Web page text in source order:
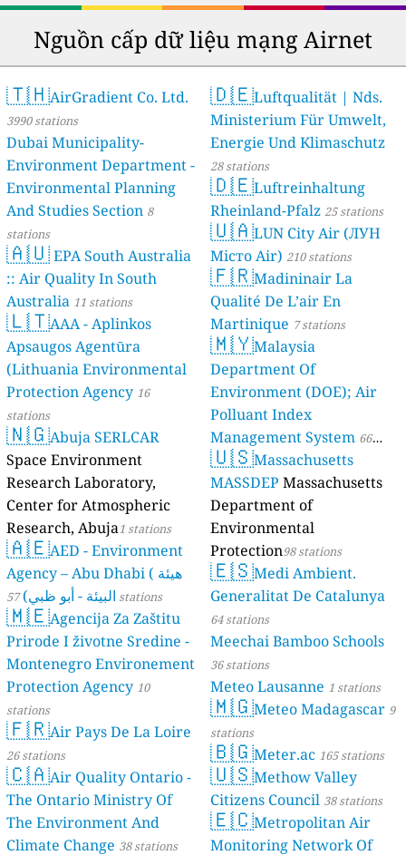
Nguồn cấp dữ liệu mạng Airnet
🇹🇭AirGradient Co. Ltd.
3990 stations
Dubai Municipality-
Environment Department -
Environmental Planning
And Studies Section 8
stations
🇦🇺EPA South Australia
:: Air Quality In South
Australia 11 stations
🇱🇹AAA - Aplinkos
Apsaugos Agentūra
(Lithuania Environmental
Protection Agency 16
stations
🇳🇬Abuja SERLCAR
Space Environment
Research Laboratory,
Center for Atmospheric
Research, Abuja1 stations
🇦🇪AED - Environment
Agency – Abu Dhabi ( هيئة
البيئة - أبو ظبي) 57 stations
🇲🇪Agencija Za Zaštitu
Prirode I životne Sredine -
Montenegro Environement
Protection Agency 10
stations
🇫🇷Air Pays De La Loire
26 stations
🇨🇦Air Quality Ontario -
The Ontario Ministry Of
The Environment And
Climate Change 38 stations
🇩🇪Luftqualität | Nds.
Ministerium Für Umwelt,
Energie Und Klimaschutz
28 stations
🇩🇪Luftreinhaltung
Rheinland-Pfalz 25 stations
🇺🇦LUN City Air (ЛУН
Місто Air) 210 stations
🇫🇷Madininair La
Qualité De L’air En
Martinique 7 stations
🇲🇾Malaysia
Department Of
Environment (DOE); Air
Polluant Index
Management System 66
stations
🇺🇸Massachusetts
MASSDEP Massachusetts
Department of
Environmental
Protection98 stations
🇪🇸Medi Ambient.
Generalitat De Catalunya
64 stations
Meechai Bamboo Schools
36 stations
Meteo Lausanne 1 stations
🇲🇬Meteo Madagascar 9
stations
🇧🇬Meter.ac 165 stations
🇺🇸Methow Valley
Citizens Council 38 stations
🇪🇨Metropolitan Air
Monitoring Network Of